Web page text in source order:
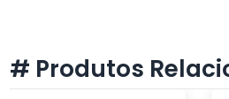
# Produtos